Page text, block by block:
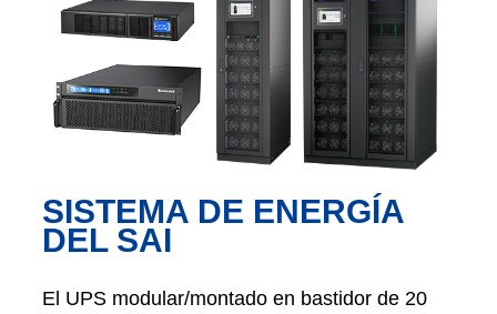
SISTEMA DE ENERGÍA
DEL SAI
El UPS modular/montado en bastidor de 20